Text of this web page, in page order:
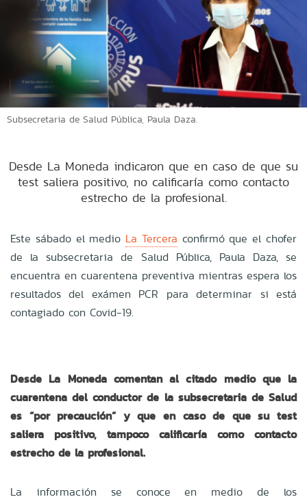
Subsecretaria de Salud Pública, Paula Daza.
Desde La Moneda indicaron que en caso de que su
test saliera positivo, no calificaría como contacto
estrecho de la profesional.
Este sábado el medio La Tercera confirmó que el chofer
de la subsecretaria de Salud Pública, Paula Daza, se
encuentra en cuarentena preventiva mientras espera los
resultados del exámen PCR para determinar si está
contagiado con Covid-19.
Desde La Moneda comentan al citado medio que la
cuarentena del conductor de la subsecretaria de Salud
es “por precaución” y que en caso de que su test
saliera positivo, tampoco calificaría como contacto
estrecho de la profesional.
La información se conoce en medio de los